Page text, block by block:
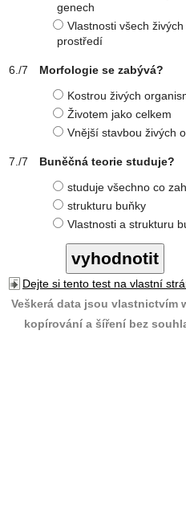
genech
Vlastnosti všech
prostředí
Morfologie se zabývá?
Kostrou živých
Životem jako celkem
Vnější stavbou živých
Buněčná teorie studuje?
studuje všechno co
strukturu buňky
Vlastnosti a strukturu
Dejte si tento test na vlastní
Veškerá data jsou vlastnictvím
kopírování a šíření bez